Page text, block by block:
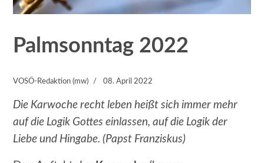
Palmsonntag 2022
VOSÖ-Redaktion (mw) 08. April 2022
Die Karwoche recht leben heißt sich immer mehr
auf die Logik Gottes einlassen, auf die Logik der
Liebe und Hingabe. (Papst Franziskus)